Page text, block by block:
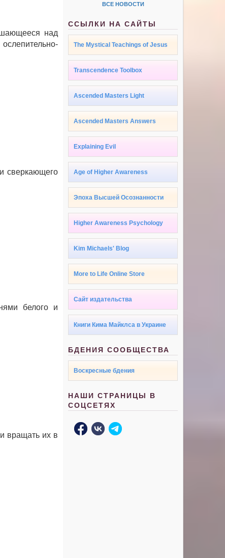
над
сверкающего
белого и
вращать их в
ВСЕ НОВОСТИ
ССЫЛКИ НА САЙТЫ
The Mystical Teachings of Jesus
Transcendence Toolbox
Ascended Masters Light
Ascended Masters Answers
Explaining Evil
Age of Higher Awareness
Эпоха Высшей Осознанности
Higher Awareness Psychology
Kim Michaels' Blog
More to Life Online Store
Сайт издательства
Книги Кима Майклса в Украине
БДЕНИЯ СООБЩЕСТВА
Воскресные бдения
НАШИ СТРАНИЦЫ В
СОЦСЕТЯХ